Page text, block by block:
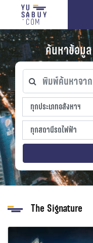
ค้นหาข้อมู
พิมพ์ค้นหาจากชื่อโ
ทุกประเภทอสังหาฯ
ทุกประเภทอสังหาฯ
sproperty
ทุกทำเลที่ตั้ง
ทุกสถานีรถไฟฟ้า
ทุกสถานีรถไฟฟ้า
strain-station
ทุกช่วงราคา
The Signature